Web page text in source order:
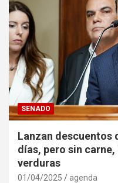
SENADO
Lanzan descuentos
días, pero sin
verduras
01/04/2025 agenda